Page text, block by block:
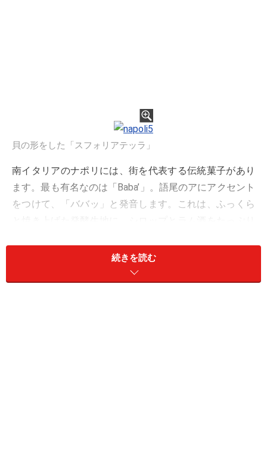
貝の形をした「スフォリアテッラ」
南イタリアのナポリには、街を代表する伝統菓子があり
ます。最も有名なのは「Baba’」。語尾のアにアクセント
をつけて、「ババッ」と発音します。これは、ふっくら
有名なのが、幾重にも重ねたパイ生地にリコッタチーズ
のクリームを詰めた「スフォリアテッラ」です。
続きを読む